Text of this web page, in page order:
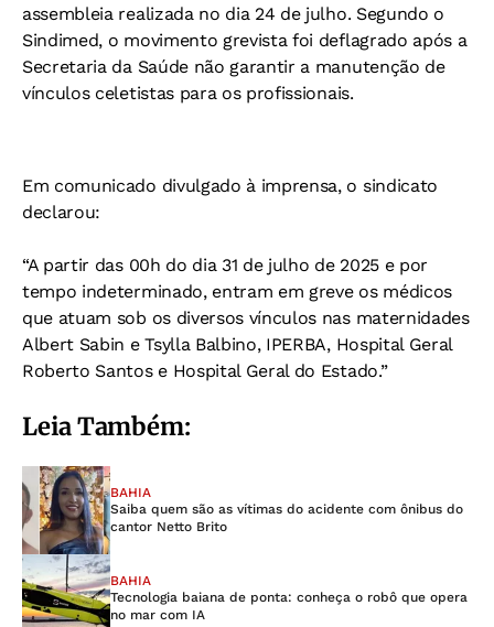
assembleia realizada no dia 24 de julho. Segundo o
Sindimed, o movimento grevista foi deflagrado após a
Secretaria da Saúde não garantir a manutenção de
vínculos celetistas para os profissionais.
Em comunicado divulgado à imprensa, o sindicato
declarou:
“A partir das 00h do dia 31 de julho de 2025 e por
tempo indeterminado, entram em greve os médicos
que atuam sob os diversos vínculos nas maternidades
Albert Sabin e Tsylla Balbino, IPERBA, Hospital Geral
Roberto Santos e Hospital Geral do Estado.”
Leia Também:
BAHIA
Saiba quem são as vítimas do acidente com ônibus do
cantor Netto Brito
BAHIA
Tecnologia baiana de ponta: conheça o robô que opera
no mar com IA